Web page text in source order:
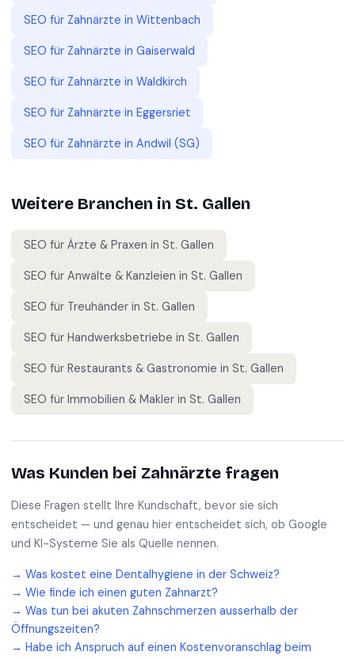
SEO für Zahnärzte in Wittenbach
SEO für Zahnärzte in Gaiserwald
SEO für Zahnärzte in Waldkirch
SEO für Zahnärzte in Eggersriet
SEO für Zahnärzte in Andwil (SG)
Weitere Branchen in St. Gallen
SEO für Ärzte & Praxen in St. Gallen
SEO für Anwälte & Kanzleien in St. Gallen
SEO für Treuhänder in St. Gallen
SEO für Handwerksbetriebe in St. Gallen
SEO für Restaurants & Gastronomie in St. Gallen
SEO für Immobilien & Makler in St. Gallen
Was Kunden bei Zahnärzte fragen
Diese Fragen stellt Ihre Kundschaft, bevor sie sich
entscheidet — und genau hier entscheidet sich, ob Google
und KI-Systeme Sie als Quelle nennen.
→ Was kostet eine Dentalhygiene in der Schweiz?
→ Wie finde ich einen guten Zahnarzt?
→ Was tun bei akuten Zahnschmerzen ausserhalb der
Öffnungszeiten?
→ Habe ich Anspruch auf einen Kostenvoranschlag beim